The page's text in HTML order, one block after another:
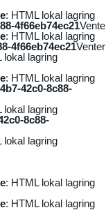
: HTML lokal lagring
4f66eb74ec21
: HTML lokal lagring
4f66eb74ec21Venter
lokal lagring
: HTML lokal lagring
42c0-8c88-
lokal lagring
8c88-
lokal lagring
: HTML lokal lagring
: HTML lokal lagring